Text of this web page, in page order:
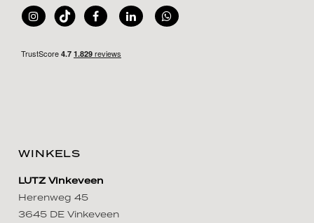
WINKELS
LUTZ Vinkeveen
Herenweg 45
3645 DE Vinkeveen